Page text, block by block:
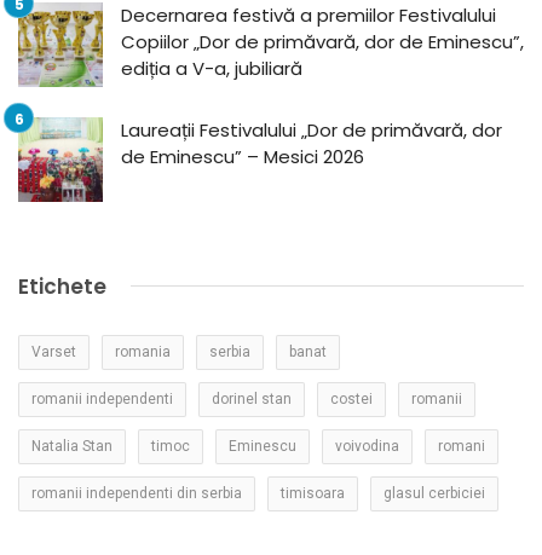
Decernarea festivă a premiilor Festivalului
Copiilor „Dor de primăvară, dor de Eminescu”,
ediția a V-a, jubiliară
Laureații Festivalului „Dor de primăvară, dor
de Eminescu” – Mesici 2026
Etichete
Varset romania serbia banat
romanii independenti dorinel stan costei romanii
Natalia Stan timoc Eminescu voivodina romani
romanii independenti din serbia timisoara glasul cerbiciei